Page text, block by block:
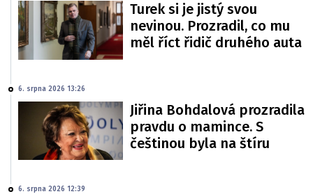
Turek si je jistý svou
nevinou. Prozradil, co mu
měl říct řidič druhého auta
6. srpna 2026 13:26
Jiřina Bohdalová prozradila
pravdu o mamince. S
češtinou byla na štíru
6. srpna 2026 12:39